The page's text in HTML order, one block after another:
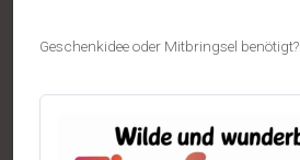
Geschenkidee oder Mitbringsel benötigt?